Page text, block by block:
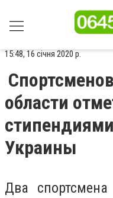
15:48, 16 січня 2020 р.
области
Украины
Два